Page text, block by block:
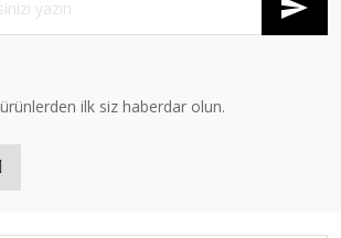
ilk siz haberdar olun.